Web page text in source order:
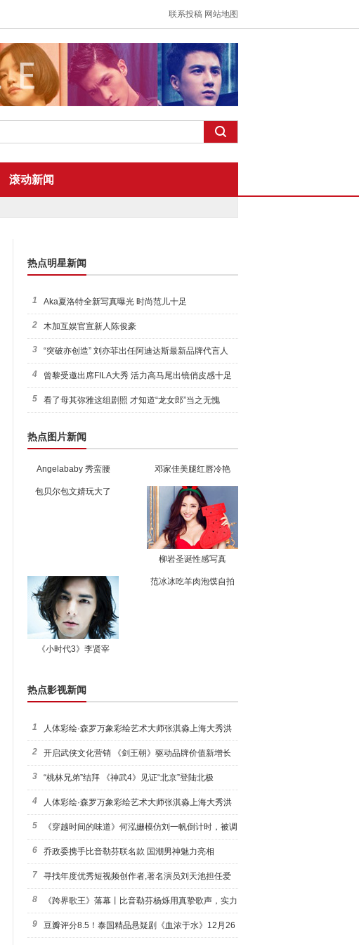
联系投稿 网站地图
滚动新闻
热点明星新闻
1 Aka夏洛特全新写真曝光 时尚范儿十足
2 木加互娱官宣新人陈俊豪
3 “突破亦创造” 刘亦菲出任阿迪达斯最新品牌代言人
引爆
4 曾黎受邀出席FILA大秀 活力高马尾出镜俏皮感十足
5 看了母其弥雅这组剧照 才知道“龙女郎”当之无愧
热点图片新闻
Angelababy 秀蛮腰 邓家佳美腿红唇冷艳
包贝尔包文婧玩大了
柳岩圣诞性感写真
《小时代3》李贤宰
范冰冰吃羊肉泡馍自拍
热点影视新闻
1 人体彩绘·森罗万象彩绘艺术大师张淇淼上海大秀洪
荒宇宙
2 开启武侠文化营销 《剑王朝》驱动品牌价值新增长
3 “桃林兄弟”结拜 《神武4》见证“北京”登陆北极
4 人体彩绘·森罗万象彩绘艺术大师张淇淼上海大秀洪
荒宇宙
5 《穿越时间的味道》何泓姗模仿刘一帆倒计时，被调
侃“学人
6 乔政委携手比音勒芬联名款 国潮男神魅力亮相
7 寻找年度优秀短视频创作者,著名演员刘天池担任爱
奇艺号"奇
8 《跨界歌王》落幕丨比音勒芬杨烁用真挚歌声，实力
圈粉!
9 豆瓣评分8.5！泰国精品悬疑剧《血浓于水》12月26